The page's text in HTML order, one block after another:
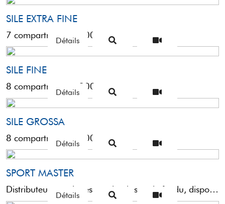
SILE EXTRA FINE
7 compartments – 200gr
Détails
SILE FINE
8 compartments – 200gr
Détails
SILE GROSSA
8 compartments – 200gr
Détails
SPORT MASTER
Distributeurs pratiques en plomb souple fendu, disponibles en différentes tailles. Présents depuis des années dans notre catalogue, ...
Détails